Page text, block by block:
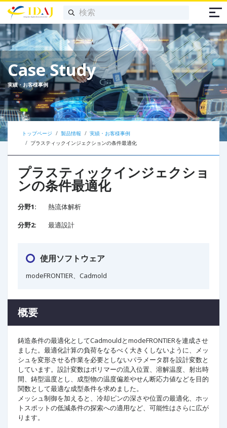
Case Study
実績・お客様事例
トップページ 製品情報
実績・お客様事例
プラスティックインジェクションの条件最適化
プラスティックインジェクショ
ンの条件最適化
分野1:
熱流体解析
分野2:
最適設計
使用ソフトウェア
modeFRONTIER、Cadmold
概要
鋳造条件の最適化としてCadmouldとmodeFRONTIERを連成させ
ました。最適化計算の負荷をなるべく大きくしないように、メッ
シュを変形させる作業を必要としないパラメータ群を設計変数と
しています。設計変数はポリマーの流入位置、溶解温度、射出時
間、鋳型温度とし、成型物の温度偏差やせん断応力値などを目的
関数として最適な成型条件を求めました。
メッシュ制御を加えると、冷却ピンの深さや位置の最適化、ホッ
トスポットの低減条件の探索への適用など、可能性はさらに広が
ります。